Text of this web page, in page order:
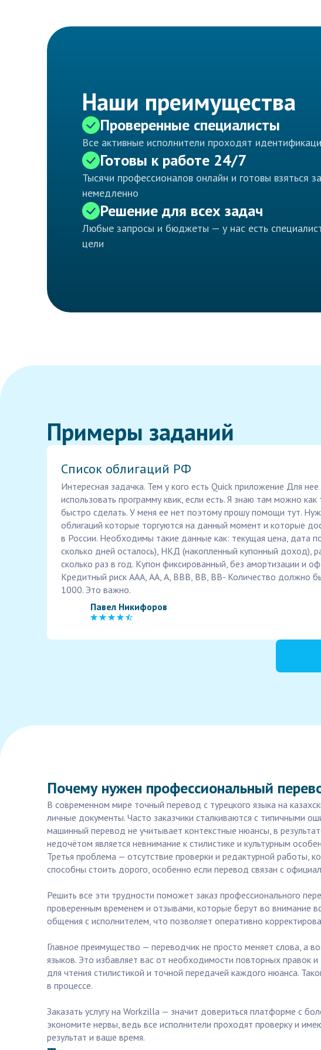
Наши преимущества
Проверенные специалисты
Все активные исполнители проходят
Готовы к работе 24/7
Тысячи профессионалов онлайн и готовы взяться
немедленно
Решение для всех задач
Любые запросы и бюджеты — у нас есть
цели
Примеры заданий
Список облигаций РФ
Интересная задачка. Тем у кого есть Quick приложение Для нее
использовать программу квик, если есть. Я знаю там можно как
быстро сделать. У меня ее нет поэтому прошу помощи тут.
облигаций которые торгуются на данный момент и которые
в России. Необходимы такие данные как: текущая цена, дата
сколько дней осталось), НКД (накопленный купонный доход),
сколько раз в год. Купон фиксированный, без амортизации и
Кредитный риск ААА, АА, А, ВВВ, ВВ, ВВ- Количество должно
1000. Это важно.
Павел Никифоров
Почему нужен профессиональный
В современном мире точный перевод с турецкого языка на
личные документы. Часто заказчики сталкиваются с типичными
машинный перевод не учитывает контекстные нюансы, в
недочётом является невнимание к стилистике и культурным
Третья проблема — отсутствие проверки и редактурной работы,
способны стоить дорого, особенно если перевод связан с
Решить все эти трудности поможет заказ профессионального
проверенным временем и отзывами, которые берут во внимание
общения с исполнителем, что позволяет оперативно
Главное преимущество — переводчик не просто меняет слова, а
языков. Это избавляет вас от необходимости повторных правок
для чтения стилистикой и точной передачей каждого нюанса.
в процессе.
Заказать услугу на Workzilla — значит довериться платформе с
экономите нервы, ведь все исполнители проходят проверку и
результат и ваше время.